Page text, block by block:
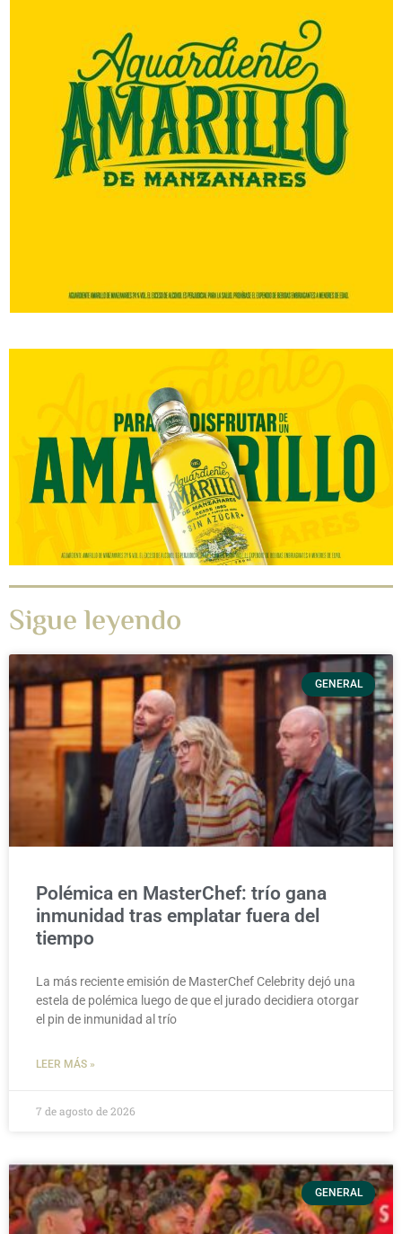
Sigue leyendo
GENERAL
Polémica en MasterChef: trío gana
inmunidad tras emplatar fuera del
tiempo
La más reciente emisión de MasterChef Celebrity dejó una
estela de polémica luego de que el jurado decidiera otorgar
el pin de inmunidad al trío
LEER MÁS »
7 de agosto de 2026
GENERAL